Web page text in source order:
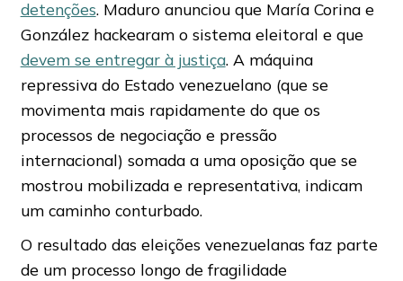
detenções. Maduro anunciou que María Corina e
González hackearam o sistema eleitoral e que
devem se entregar à justiça. A máquina
repressiva do Estado venezuelano (que se
movimenta mais rapidamente do que os
processos de negociação e pressão
internacional) somada a uma oposição que se
mostrou mobilizada e representativa, indicam
um caminho conturbado.
O resultado das eleições venezuelanas faz parte
de um processo longo de fragilidade